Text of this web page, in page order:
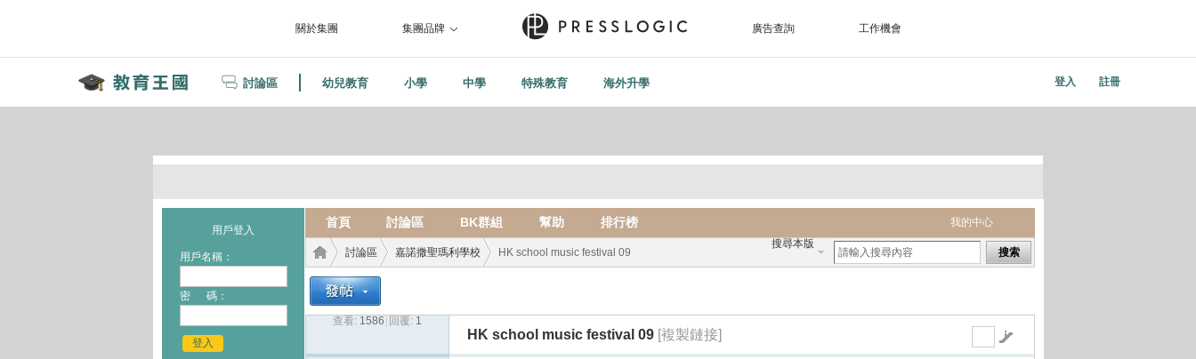
關於集團 集團品牌 廣告查詢 工作機會
討論區 幼兒教育 小學 中學 特殊教育 海外升學 登入 註冊
用戶登入
用戶名稱：
密 碼：
登入
我的中心
首頁 討論區 BK群組 幫助 排行榜
搜尋本版
搜索
討論區
›
嘉諾撒聖瑪利學校
›
HK school music festival 09
查看: 1586 回覆: 1
HK school music festival 09 [複製鏈接]